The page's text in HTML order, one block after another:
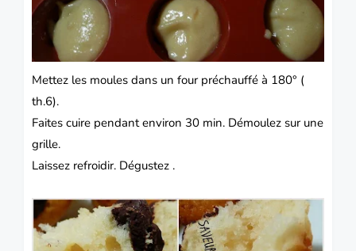
Mettez les moules dans un four préchauffé à 180° (
th.6).
Faites cuire pendant environ 30 min. Démoulez sur une
grille.
Laissez refroidir. Dégustez .